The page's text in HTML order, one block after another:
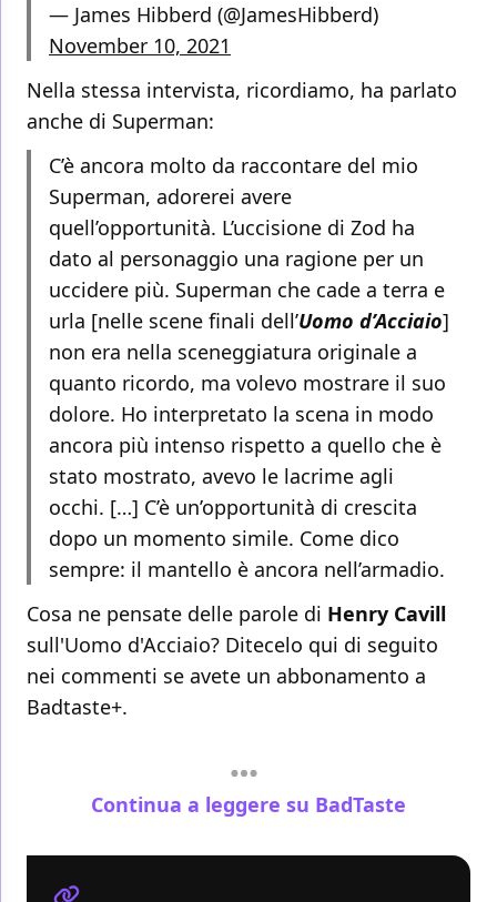
— James Hibberd (@JamesHibberd)
November 10, 2021
Nella stessa intervista, ricordiamo, ha parlato
anche di Superman:
C’è ancora molto da raccontare del mio
Superman, adorerei avere
quell’opportunità. L’uccisione di Zod ha
dato al personaggio una ragione per un
uccidere più. Superman che cade a terra e
urla [nelle scene finali dell’Uomo d’Acciaio]
non era nella sceneggiatura originale a
quanto ricordo, ma volevo mostrare il suo
dolore. Ho interpretato la scena in modo
ancora più intenso rispetto a quello che è
stato mostrato, avevo le lacrime agli
occhi. […] C’è un’opportunità di crescita
dopo un momento simile. Come dico
sempre: il mantello è ancora nell’armadio.
Cosa ne pensate delle parole di Henry Cavill
sull'Uomo d'Acciaio? Ditecelo qui di seguito
nei commenti se avete un abbonamento a
Badtaste+.
Continua a leggere su BadTaste